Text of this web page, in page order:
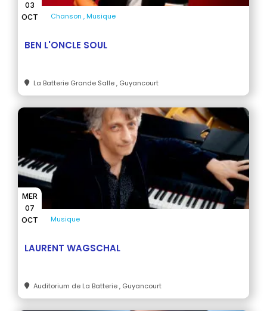
03
OCT
Chanson Musique
BEN L'ONCLE SOUL
La Batterie Grande Salle , Guyancourt
MER
07
OCT
Musique
LAURENT WAGSCHAL
Auditorium de La Batterie , Guyancourt